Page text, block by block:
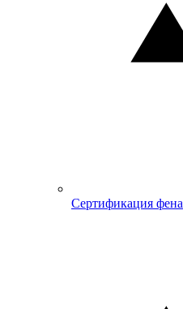
Сертификация фена